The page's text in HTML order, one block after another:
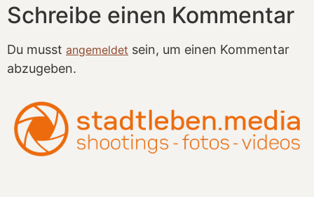
Schreibe einen Kommentar
Du musst angemeldet sein, um einen Kommentar
abzugeben.